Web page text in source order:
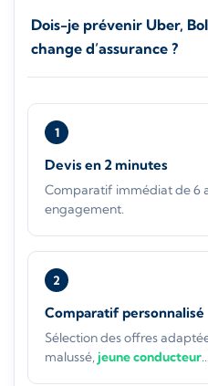
Dois-je prévenir Uber,
change d’assurance ?
1
Devis en 2 minutes
Comparatif immédiat de 6
engagement.
2
Comparatif personnalisé
Sélection des offres
malussé,jeune conducteur